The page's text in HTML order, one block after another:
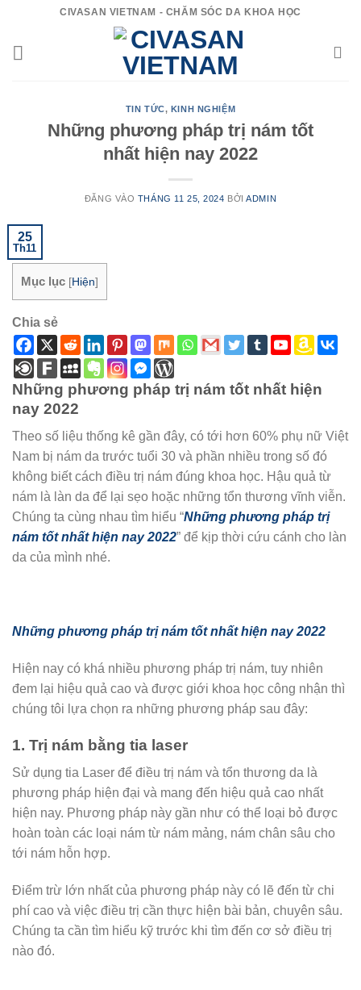
nội
CIVASAN VIETNAM - CHĂM SÓC DA KHOA HỌC
TIN TỨC, KINH NGHIỆM
Những phương pháp trị nám tốt
nhất hiện nay 2022
ĐĂNG VÀO THÁNG 11 25, 2024 BỞIADMIN
25
Th11
Mục lục [Hiện]
Chia sẻ
Những phương pháp trị nám tốt nhất hiện
nay 2022
Theo số liệu thống kê gần đây, có tới hơn 60% phụ nữ Việt
Nam bị nám da trước tuổi 30 và phần nhiều trong số đó
không biết cách điều trị nám đúng khoa học. Hậu quả từ
nám là làn da để lại sẹo hoặc những tổn thương vĩnh viễn.
Chúng ta cùng nhau tìm hiểu “Những phương pháp trị
nám tốt nhất hiện nay 2022” để kịp thời cứu cánh cho làn
da của mình nhé.
Những phương pháp trị nám tốt nhất hiện nay 2022
Hiện nay có khá nhiều phương pháp trị nám, tuy nhiên
đem lại hiệu quả cao và được giới khoa học công nhận thì
chúng tôi lựa chọn ra những phương pháp sau đây:
1. Trị nám bằng tia laser
Sử dụng tia Laser để điều trị nám và tổn thương da là
phương pháp hiện đại và mang đến hiệu quả cao nhất
hiện nay. Phương pháp này gần như có thể loại bỏ được
hoàn toàn các loại nám từ nám mảng, nám chân sâu cho
tới nám hỗn hợp.
Điểm trừ lớn nhất của phương pháp này có lẽ đến từ chi
phí cao và việc điều trị cần thực hiện bài bản, chuyên sâu.
Chúng ta cần tìm hiểu kỹ trước khi tìm đến cơ sở điều trị
nào đó.